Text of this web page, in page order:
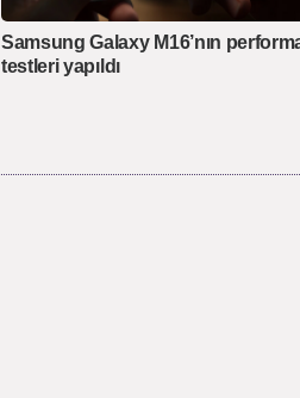
Samsung Galaxy M16’nın
testleri yapıldı